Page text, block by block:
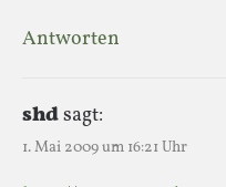
Antworten
shdsagt:
1. Mai 2009 um 16:21 Uhr